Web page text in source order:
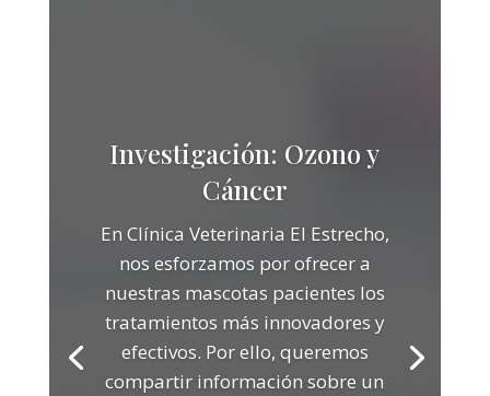
Investigación: Ozono y
Cáncer
En Clínica Veterinaria El Estrecho,
nos esforzamos por ofrecer a
nuestras mascotas pacientes los
tratamientos más innovadores y
efectivos. Por ello, queremos
compartir información sobre un